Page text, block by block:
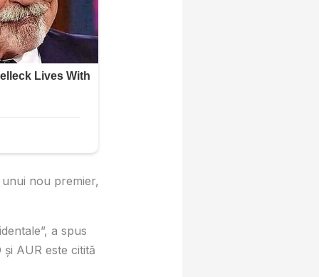
nou premier,
a spus
AUR este citită